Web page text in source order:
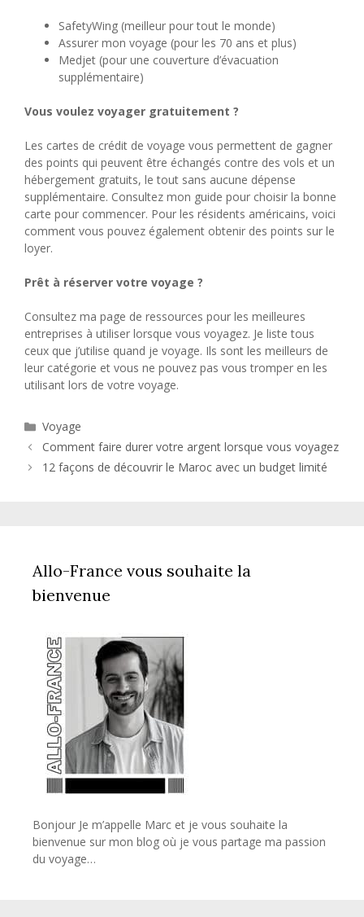
SafetyWing (meilleur pour tout le monde)
Assurer mon voyage (pour les 70 ans et plus)
Medjet (pour une couverture d’évacuation
supplémentaire)
Vous voulez voyager gratuitement ?
Les cartes de crédit de voyage vous permettent de gagner
des points qui peuvent être échangés contre des vols et un
hébergement gratuits, le tout sans aucune dépense
supplémentaire. Consultez mon guide pour choisir la bonne
carte pour commencer. Pour les résidents américains, voici
comment vous pouvez également obtenir des points sur le
loyer.
Prêt à réserver votre voyage ?
Consultez ma page de ressources pour les meilleures
entreprises à utiliser lorsque vous voyagez. Je liste tous
ceux que j’utilise quand je voyage. Ils sont les meilleurs de
leur catégorie et vous ne pouvez pas vous tromper en les
utilisant lors de votre voyage.
Catégories
Voyage
Comment faire durer votre argent lorsque vous voyagez
12 façons de découvrir le Maroc avec un budget limité
Allo-France vous souhaite la
bienvenue
Bonjour Je m’appelle Marc et je vous souhaite la
bienvenue sur mon blog où je vous partage ma passion
du voyage…